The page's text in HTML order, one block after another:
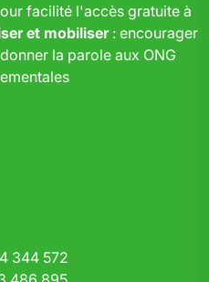
facilité l'accès gratuite à
et mobiliser: encourager
la parole aux ONG
344 572